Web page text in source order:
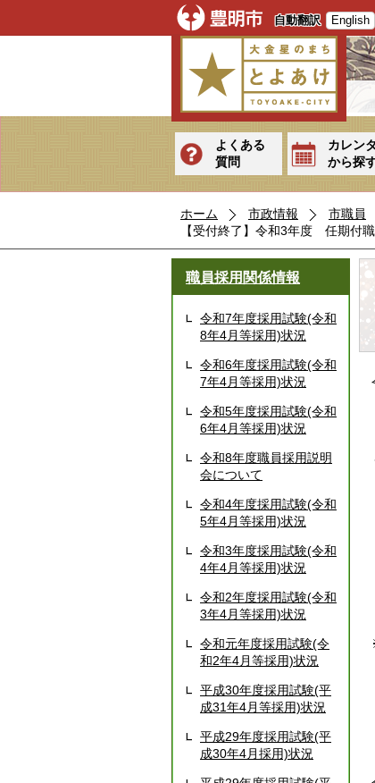
自動翻訳 English
よくある
質問
カレン
から探
ホーム 市政情報 市職員
【受付終了】令和3年度 任期付
職員採用関係情報
令和7年度採用試験(令和
8年4月等採用)状況
令和6年度採用試験(令和
7年4月等採用)状況
令和5年度採用試験(令和
6年4月等採用)状況
令和8年度職員採用説明
会について
令和4年度採用試験(令和
5年4月等採用)状況
令和3年度採用試験(令和
4年4月等採用)状況
令和2年度採用試験(令和
3年4月等採用)状況
令和元年度採用試験(令
和2年4月等採用)状況
平成30年度採用試験(平
成31年4月等採用)状況
平成29年度採用試験(平
成30年4月採用)状況